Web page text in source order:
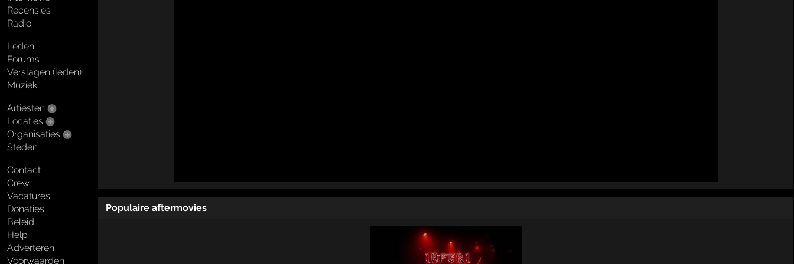
Recensies
Radio
Leden
Forums
Verslagen (leden)
Muziek
Artiesten
Locaties
Organisaties
Steden
Contact
Crew
Vacatures
Donaties
Beleid
Help
Adverteren
Voorwaarden
Populaire aftermovies